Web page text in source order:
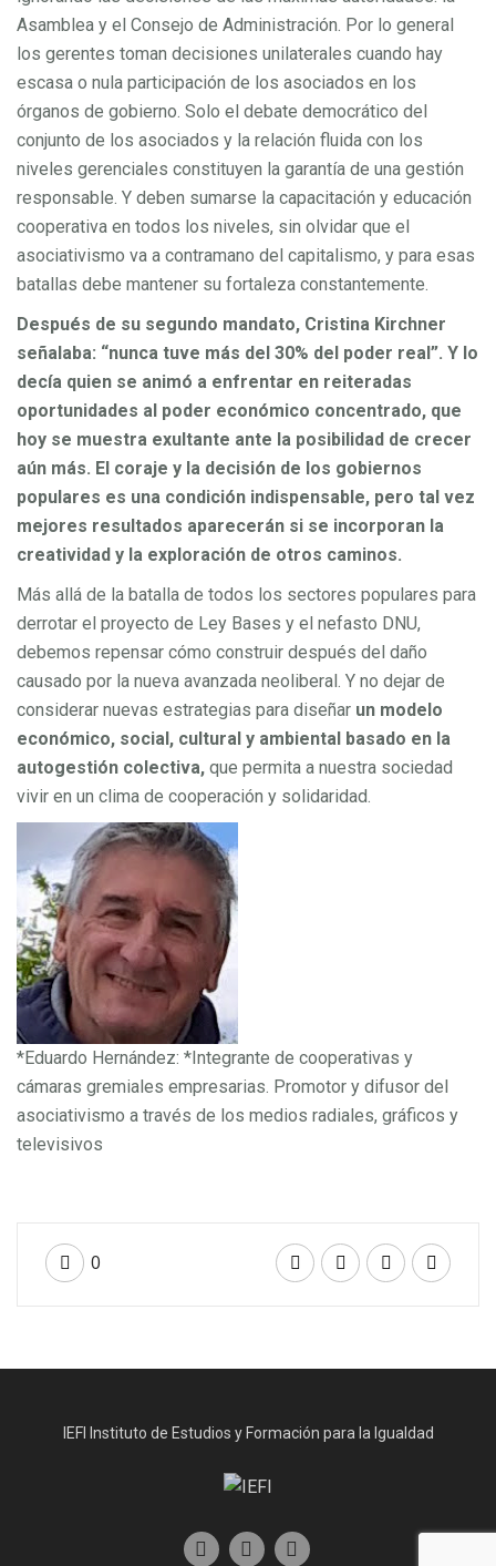
Asamblea y el Consejo de Administración. Por lo general
los gerentes toman decisiones unilaterales cuando hay
escasa o nula participación de los asociados en los
órganos de gobierno. Solo el debate democrático del
conjunto de los asociados y la relación fluida con los
niveles gerenciales constituyen la garantía de una gestión
responsable. Y deben sumarse la capacitación y educación
cooperativa en todos los niveles, sin olvidar que el
asociativismo va a contramano del capitalismo, y para esas
batallas debe mantener su fortaleza constantemente.
Después de su segundo mandato, Cristina Kirchner
señalaba: “nunca tuve más del 30% del poder real”. Y lo
decía quien se animó a enfrentar en reiteradas
oportunidades al poder económico concentrado, que
hoy se muestra exultante ante la posibilidad de crecer
aún más. El coraje y la decisión de los gobiernos
populares es una condición indispensable, pero tal vez
mejores resultados aparecerán si se incorporan la
creatividad y la exploración de otros caminos.
Más allá de la batalla de todos los sectores populares para
derrotar el proyecto de Ley Bases y el nefasto DNU,
debemos repensar cómo construir después del daño
causado por la nueva avanzada neoliberal. Y no dejar de
considerar nuevas estrategias para diseñar un modelo
económico, social, cultural y ambiental basado en la
autogestión colectiva, que permita a nuestra sociedad
vivir en un clima de cooperación y solidaridad.
*Eduardo Hernández: *Integrante de cooperativas y
cámaras gremiales empresarias. Promotor y difusor del
asociativismo a través de los medios radiales, gráficos y
televisivos
0
IEFI Instituto de Estudios y Formación para la Igualdad